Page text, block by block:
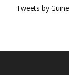
Tweets by